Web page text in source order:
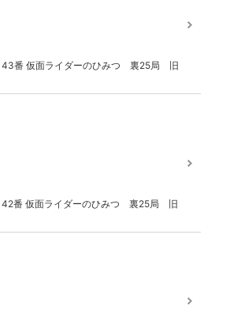
43番 仮面ライダーのひみつ 裏25局 旧
42番 仮面ライダーのひみつ 裏25局 旧